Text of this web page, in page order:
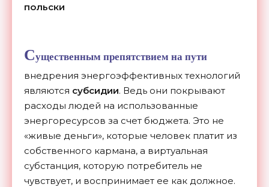
польски
Существенным препятствием на пути
внедрения энергоэффективных технологий
являются субсидии. Ведь они покрывают
расходы людей на использованные
энергоресурсов за счет бюджета. Это не
«живые деньги», которые человек платит из
собственного кармана, а виртуальная
субстанция, которую потребитель не
чувствует, и воспринимает ее как должное.